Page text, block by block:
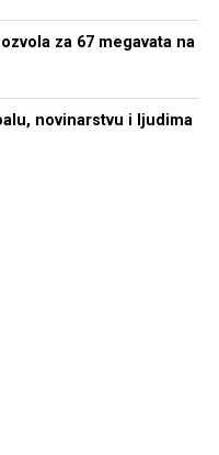
za 67 megavata na
novinarstvu i ljudima